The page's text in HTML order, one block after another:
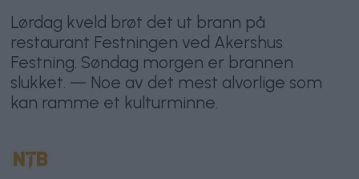
Lørdag kveld brøt det ut brann på
restaurant Festningen ved Akershus
Festning. Søndag morgen er brannen
slukket. — Noe av det mest alvorlige som
kan ramme et kulturminne.